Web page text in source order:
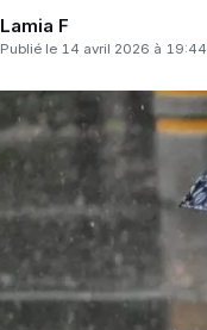
Lamia F
Publié le 14 avril 2026 à 19:44